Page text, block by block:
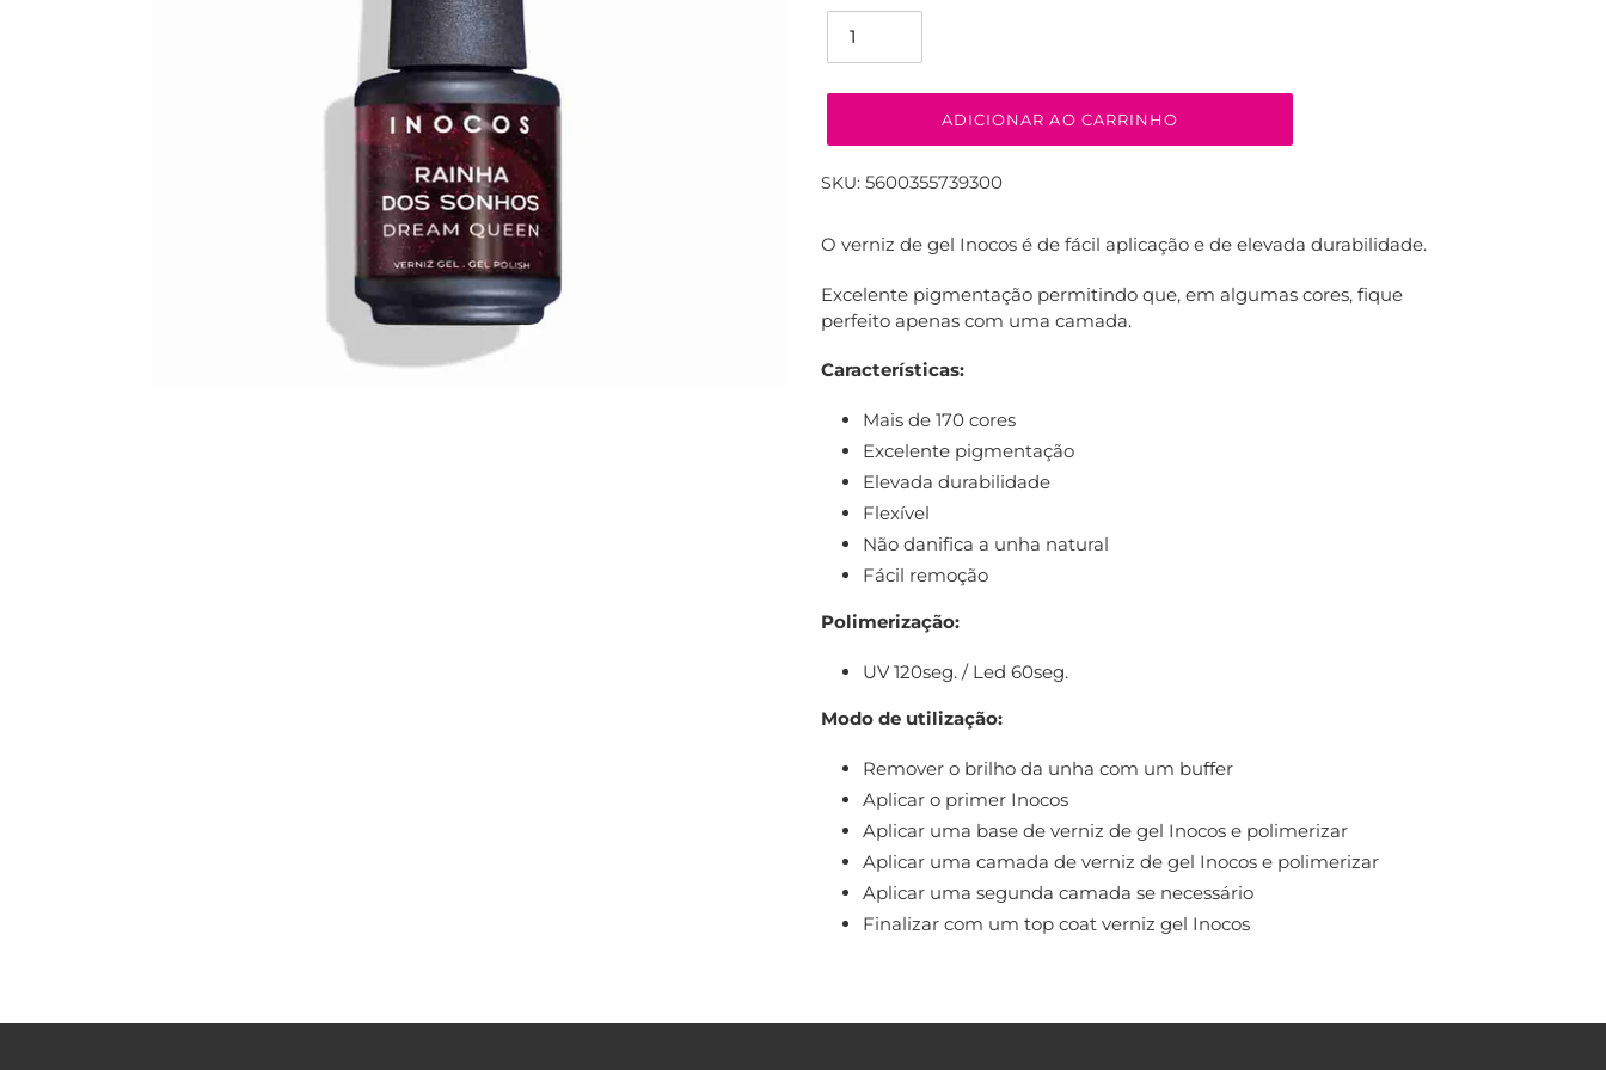
ADICIONAR AO CARRINHO
SKU: 5600355739300
adicionar
ao
seu
O verniz de gel Inocos é de fácil aplicação e de elevada durabilidade.
Excelente pigmentação permitindo que, em algumas cores, fique
perfeito apenas com uma camada.
Características:
Mais de 170 cores
Excelente pigmentação
Elevada durabilidade
Flexível
Não danifica a unha natural
Fácil remoção
Polimerização:
UV 120seg. / Led 60seg.
Modo de utilização:
Remover o brilho da unha com um buffer
Aplicar o primer Inocos
Aplicar uma base de verniz de gel Inocos e polimerizar
Aplicar uma camada de verniz de gel Inocos e polimerizar
Aplicar uma segunda camada se necessário
Finalizar com um top coat verniz gel Inocos